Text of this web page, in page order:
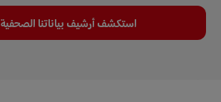
استكشف أرشيف بياناتنا الصحفية